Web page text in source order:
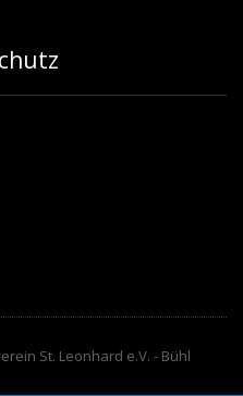
St. Leonhard e.V. - Bühl